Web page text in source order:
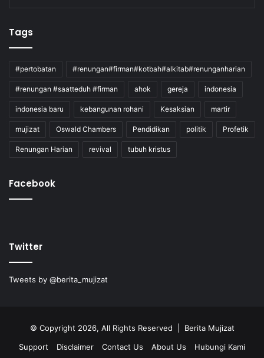
Tags
#pertobatan #renungan#firman#kotbah#alkitab#renunganharian
#renungan #saatteduh #firman ahok gereja indonesia
indonesia baru kebangunan rohani Kesaksian martir
mujizat Oswald Chambers Pendidikan politik Profetik
Renungan Harian revival tubuh kristus
Facebook
Twitter
Tweets by @berita_mujizat
© Copyright 2026, All Rights Reserved | Berita Mujizat
Support
Disclaimer Contact Us About Us Hubungi Kami